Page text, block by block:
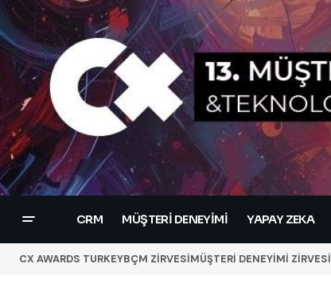
CRM MÜŞTERI DENEYIMI YAPAY ZEKA
CX AWARDS TURKEYBÇM ZİRVESİMÜŞTERİ DENEYİMİ ZİRVESİ